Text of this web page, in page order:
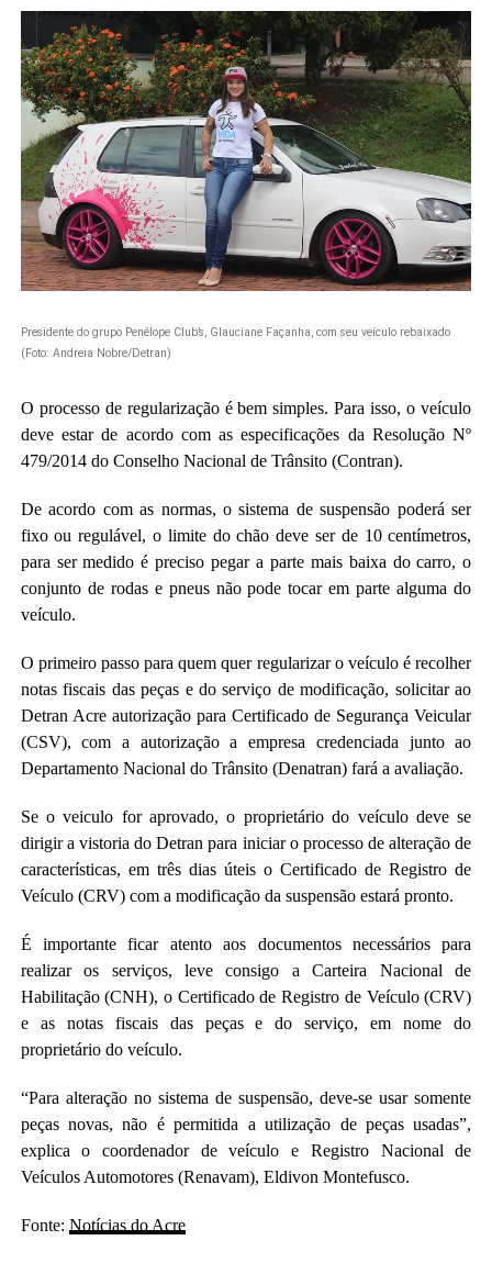
Presidente do grupo Penélope Club’s, Glauciane Façanha, com seu veículo rebaixado
(Foto: Andreia Nobre/Detran)
O processo de regularização é bem simples. Para isso, o veículo
deve estar de acordo com as especificações da Resolução Nº
479/2014 do Conselho Nacional de Trânsito (Contran).
De acordo com as normas, o sistema de suspensão poderá ser
fixo ou regulável, o limite do chão deve ser de 10 centímetros,
para ser medido é preciso pegar a parte mais baixa do carro, o
conjunto de rodas e pneus não pode tocar em parte alguma do
veículo.
O primeiro passo para quem quer regularizar o veículo é recolher
notas fiscais das peças e do serviço de modificação, solicitar ao
Detran Acre autorização para Certificado de Segurança Veicular
(CSV), com a autorização a empresa credenciada junto ao
Departamento Nacional do Trânsito (Denatran) fará a avaliação.
Se o veiculo for aprovado, o proprietário do veículo deve se
dirigir a vistoria do Detran para iniciar o processo de alteração de
características, em três dias úteis o Certificado de Registro de
Veículo (CRV) com a modificação da suspensão estará pronto.
É importante ficar atento aos documentos necessários para
realizar os serviços, leve consigo a Carteira Nacional de
Habilitação (CNH), o Certificado de Registro de Veículo (CRV)
e as notas fiscais das peças e do serviço, em nome do
proprietário do veículo.
“Para alteração no sistema de suspensão, deve-se usar somente
peças novas, não é permitida a utilização de peças usadas”,
explica o coordenador de veículo e Registro Nacional de
Veículos Automotores (Renavam), Eldivon Montefusco.
Fonte: Notícias do Acre